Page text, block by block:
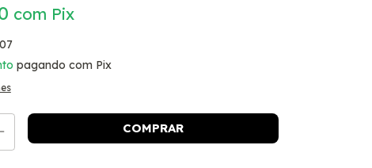
com Pix
pagando com Pix